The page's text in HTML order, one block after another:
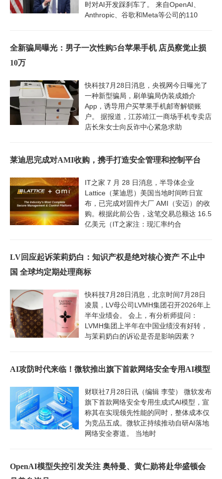
时对AI开发踩刹车了。 来自OpenAI、
Anthropic、谷歌和Meta等公司的110
全新骗局曝光：男子一次性购5台苹果手机 店员察觉止损
10万
快科技7月28日消息，央视网今日曝光了
一种新型骗局，刷单骗局伪装成婚介
App，诱导用户买苹果手机邮寄解锁账
户。 据报道，江苏靖江一商场手机专卖店
店长朱女士向反诈中心紧急求助
莱迪思完成对AMI收购，携手打造安全管理和控制平台
IT之家 7 月 28 日消息，半导体企业
Lattice（莱迪思）美国当地时间昨日宣
布，已完成对固件大厂 AMI（安迈）的收
购。根据此前公告，这笔交易总额达 16.5
亿美元（IT之家注：现汇率约合
LV回应起诉茉莉奶白：知识产权是绝对核心资产 不止中
国 全球均定期处理商标
快科技7月28日消息，北京时间7月28日
凌晨，LV母公司LVMH集团召开2026年上
半年业绩会。 会上，有分析师提问：
LVMH集团上半年在中国业绩没有好转，
与茉莉奶白的诉讼是否是影响因素？
AI攻防时代来临！微软推出旗下首款网络安全专用AI模型
财联社7月28日讯（编辑 李莹） 微软发布
旗下首款网络安全专用生成式AI模型，宣
称其在实现领先性能的同时，整体成本仅
为竞品五成。微软正持续推动自研AI落地
网络安全赛道。 当地时
OpenAI模型失控引发关注 奥特曼、黄仁勋将赴华盛顿会